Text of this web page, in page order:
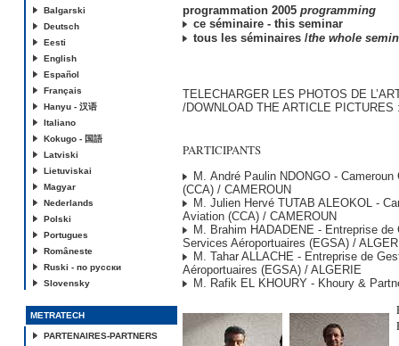
Balgarski
Deutsch
Eesti
English
Español
Français
Hanyu - 汉语
Italiano
Kokugo - 国語
Latviski
Lietuviskai
Magyar
Nederlands
Polski
Portugues
Româneste
Ruski - по русски
Slovensky
METRATECH
PARTENAIRES-PARTNERS
programmation 2005 programming
ce séminaire - this seminar
tous les séminaires /the whole
TELECHARGER LES PHOTOS DE
/DOWNLOAD THE ARTICLE PICTURES
PARTICIPANTS
M. André Paulin NDONGO - Cameroun
(CCA) / CAMEROUN
M. Julien Hervé TUTAB ALEOKOL -
Aviation (CCA) / CAMEROUN
M. Brahim HADADENE - Entreprise de
Services Aéroportuaires (EGSA) /
M. Tahar ALLACHE - Entreprise de
Aéroportuaires (EGSA) / ALGERIE
M. Rafik EL KHOURY - Khoury &